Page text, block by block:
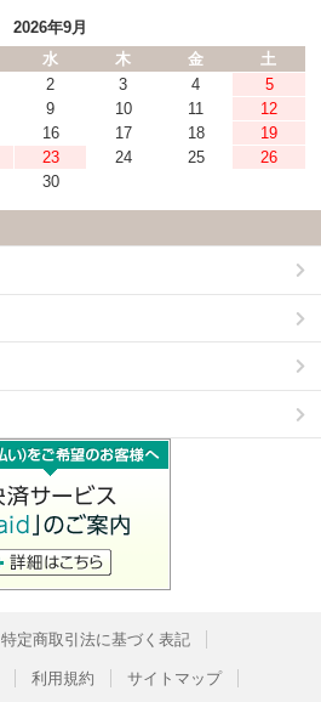
2026年9月
水 木 金
土
2 3 4
5
9 10 11
12
16 17 18
19
23 24 25
26
30
特定商取引法に基づく表記
利用規約 サイトマップ